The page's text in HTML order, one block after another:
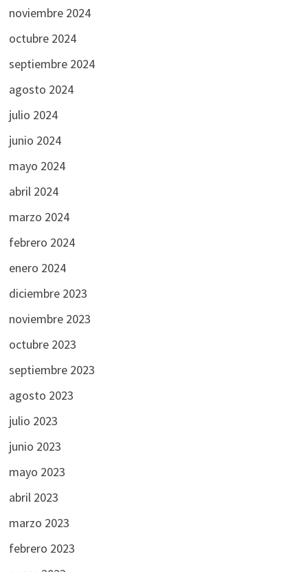
noviembre 2024
octubre 2024
septiembre 2024
agosto 2024
julio 2024
junio 2024
mayo 2024
abril 2024
marzo 2024
febrero 2024
enero 2024
diciembre 2023
noviembre 2023
octubre 2023
septiembre 2023
agosto 2023
julio 2023
junio 2023
mayo 2023
abril 2023
marzo 2023
febrero 2023